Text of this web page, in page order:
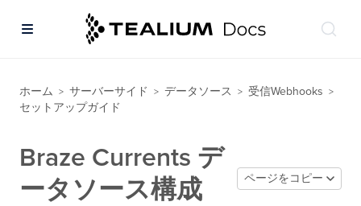
ホーム > サーバーサイド > データソース > 受信Webhooks >
セットアップガイド
Braze Currents デ
ータソース構成
ページをコピー